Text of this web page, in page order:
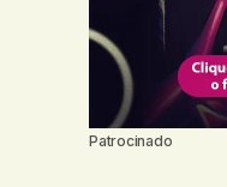
Patrocinado